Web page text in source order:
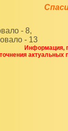
- 8,
- 13
Информация,
актуальных